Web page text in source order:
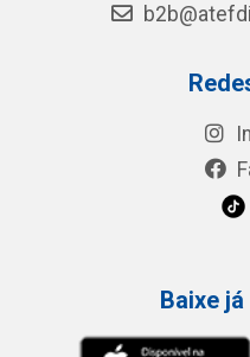
Baixe